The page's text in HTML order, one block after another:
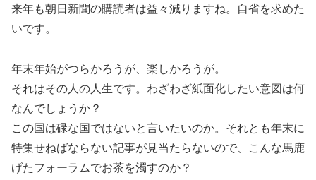
来年も朝日新聞の購読者は益々減りますね。自省を求めた
いです。
年末年始がつらかろうが、楽しかろうが。
それはその人の人生です。わざわざ紙面化したい意図は何
なんでしょうか？
この国は碌な国ではないと言いたいのか。それとも年末に
特集せねばならない記事が見当たらないので、こんな馬鹿
げたフォーラムでお茶を濁すのか？